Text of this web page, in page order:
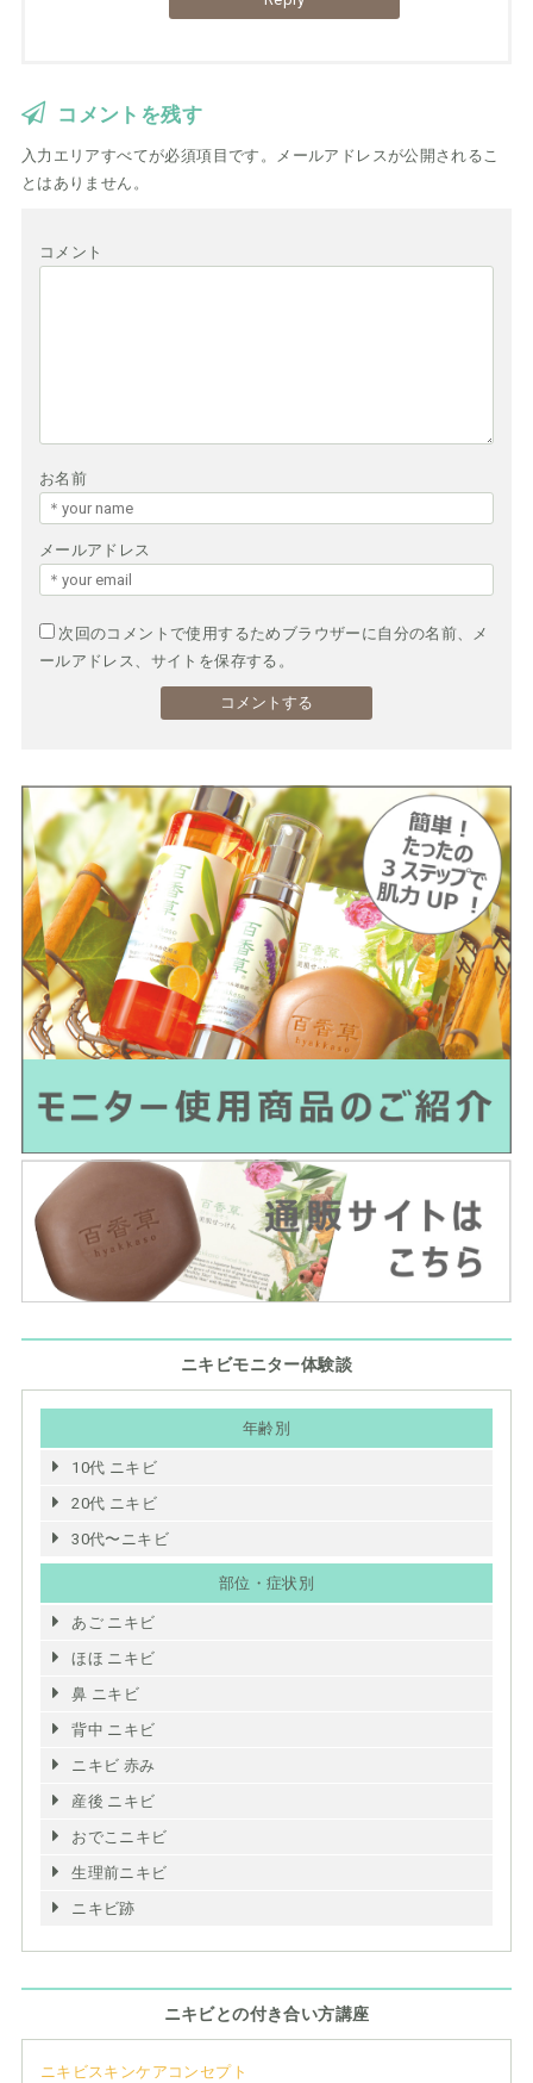
コメントを残す
入力エリアすべてが必須項目です。メールアドレスが公開されるこ
とはありません。
コメント
お名前
メールアドレス
次回のコメントで使用するためブラウザーに自分の名前、メ
ールアドレス、サイトを保存する。
ニキビモニター体験談
年齢別
10代 ニキビ
20代 ニキビ
30代〜ニキビ
部位・症状別
あご ニキビ
ほほ ニキビ
鼻 ニキビ
背中 ニキビ
ニキビ 赤み
産後 ニキビ
おでこニキビ
生理前ニキビ
ニキビ跡
ニキビとの付き合い方講座
ニキビスキンケアコンセプト